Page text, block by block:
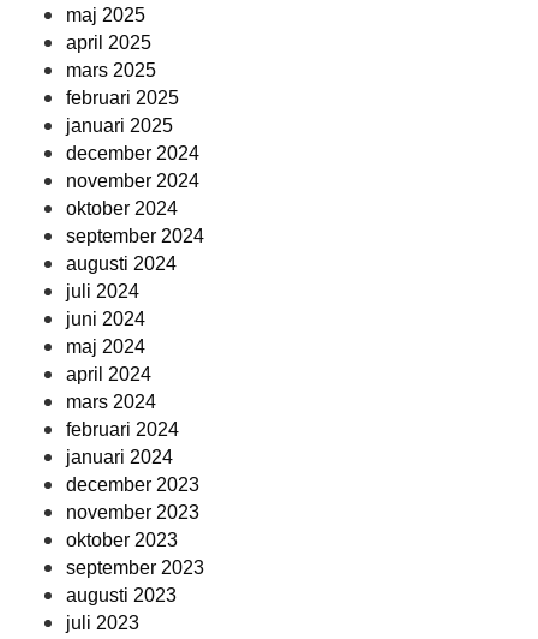
maj 2025
april 2025
mars 2025
februari 2025
januari 2025
december 2024
november 2024
oktober 2024
september 2024
augusti 2024
juli 2024
juni 2024
maj 2024
april 2024
mars 2024
februari 2024
januari 2024
december 2023
november 2023
oktober 2023
september 2023
augusti 2023
juli 2023